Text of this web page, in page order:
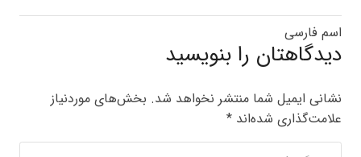
اسم فارسی
دیدگاهتان را بنویسید
نشانی ایمیل شما منتشر نخواهد شد. بخش‌های موردنیاز
علامت‌گذاری شده‌اند *